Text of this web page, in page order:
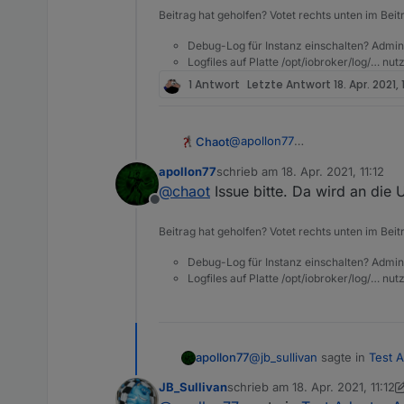
ioBroker Icon im linken
Beim Klick auf Protokoll
mehr in den Admin hinein
Beitrag hat geholfen? Votet rechts unten im
Debug-Log für Instanz einschalten?
Logfiles auf Platte /opt/iobroker/log/…
1 Antwort Letzte Antwort 18. Apr. 2021,
Chaot@apollon77
Versucht mit dem Birthday
$ iobroker url https://
npm install klein0r/
host.ioBroker
host.ioBroker		2021-
host.ioBroker		2021-
Offline
apollon77schrieb am 18. Apr. 2021, 11:12
zuletzt editiert von
@chaot Issue bitte. Da wird an die
Beitrag hat geholfen? Votet rechts unten im
Debug-Log für Instanz einschalten?
Logfiles auf Platte /opt/iobroker/log/…
apollon77@jb_sullivan sagte in Test
JB_Sullivanschrieb am 18. Apr. 2021, 11:12
zuletzt editiert von JB_Sullivan